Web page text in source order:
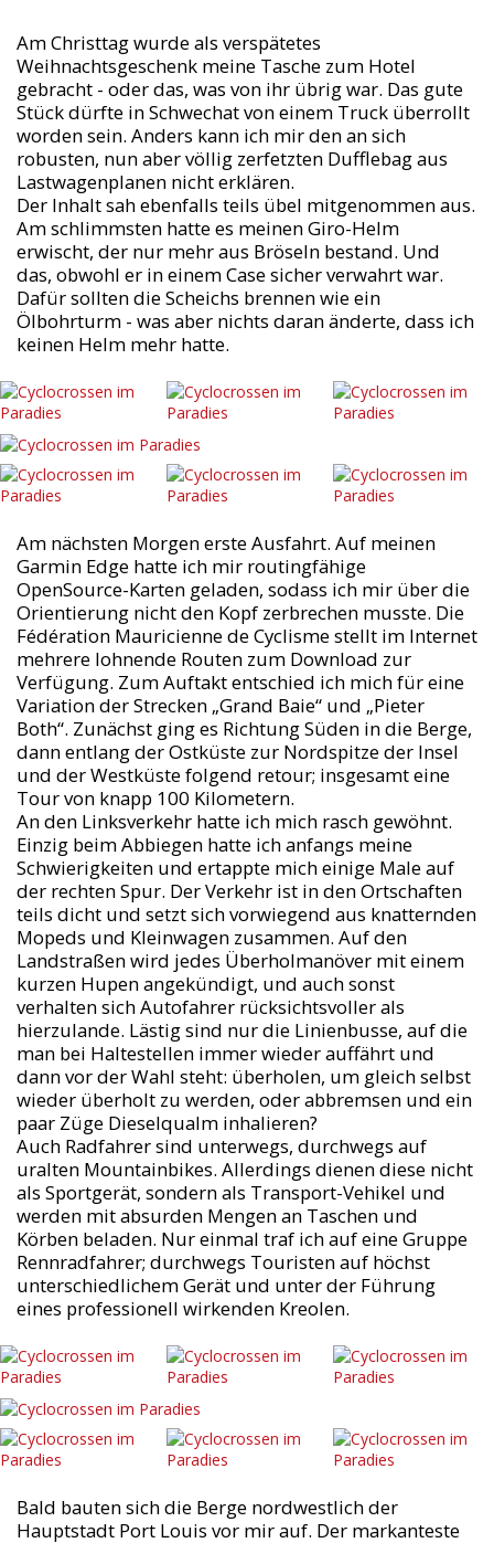
Am Christtag wurde als verspätetes
Weihnachtsgeschenk meine Tasche zum Hotel
gebracht - oder das, was von ihr übrig war. Das gute
Stück dürfte in Schwechat von einem Truck überrollt
worden sein. Anders kann ich mir den an sich
robusten, nun aber völlig zerfetzten Dufflebag aus
Lastwagenplanen nicht erklären.
Der Inhalt sah ebenfalls teils übel mitgenommen aus.
Am schlimmsten hatte es meinen Giro-Helm
erwischt, der nur mehr aus Bröseln bestand. Und
das, obwohl er in einem Case sicher verwahrt war.
Dafür sollten die Scheichs brennen wie ein
Ölbohrturm - was aber nichts daran änderte, dass ich
keinen Helm mehr hatte.
Am nächsten Morgen erste Ausfahrt. Auf meinen
Garmin Edge hatte ich mir routingfähige
OpenSource-Karten geladen, sodass ich mir über die
Orientierung nicht den Kopf zerbrechen musste. Die
Fédération Mauricienne de Cyclisme stellt im Internet
mehrere lohnende Routen zum Download zur
Verfügung. Zum Auftakt entschied ich mich für eine
Variation der Strecken „Grand Baie“ und „Pieter
Both“. Zunächst ging es Richtung Süden in die Berge,
dann entlang der Ostküste zur Nordspitze der Insel
und der Westküste folgend retour; insgesamt eine
Tour von knapp 100 Kilometern.
An den Linksverkehr hatte ich mich rasch gewöhnt.
Einzig beim Abbiegen hatte ich anfangs meine
Schwierigkeiten und ertappte mich einige Male auf
der rechten Spur. Der Verkehr ist in den Ortschaften
teils dicht und setzt sich vorwiegend aus knatternden
Mopeds und Kleinwagen zusammen. Auf den
Landstraßen wird jedes Überholmanöver mit einem
kurzen Hupen angekündigt, und auch sonst
verhalten sich Autofahrer rücksichtsvoller als
hierzulande. Lästig sind nur die Linienbusse, auf die
man bei Haltestellen immer wieder auffährt und
dann vor der Wahl steht: überholen, um gleich selbst
wieder überholt zu werden, oder abbremsen und ein
paar Züge Dieselqualm inhalieren?
Auch Radfahrer sind unterwegs, durchwegs auf
uralten Mountainbikes. Allerdings dienen diese nicht
als Sportgerät, sondern als Transport-Vehikel und
werden mit absurden Mengen an Taschen und
Körben beladen. Nur einmal traf ich auf eine Gruppe
Rennradfahrer; durchwegs Touristen auf höchst
unterschiedlichem Gerät und unter der Führung
eines professionell wirkenden Kreolen.
Bald bauten sich die Berge nordwestlich der
Hauptstadt Port Louis vor mir auf. Der markanteste